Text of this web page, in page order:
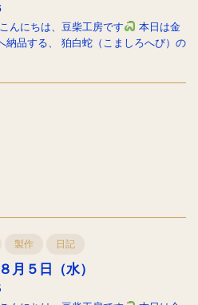
んにちは、豆柴工房です
本日は金
納品する、 狛白蛇（こましろへび）の
製作 日記
月５日（水）